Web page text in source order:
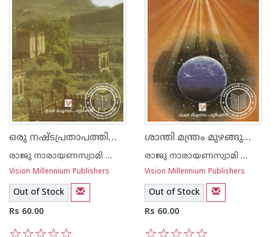
ഒരു നഷ്ടപ്രതാപത്തിന്റെ മാറ്റൊലി
രാജു നാരായണസ്വാമി ഐ എ എസ്
Vision Millennium Publishers
Out of Stock
Rs 60.00
ശാന്തി മന്ത്രം മുഴങ്ങുന്ന താഴ്വരയില്‍
രാജു നാരായണസ്വാമി ഐ എ എസ്
Vision Millennium Publishers
Out of Stock
Rs 60.00